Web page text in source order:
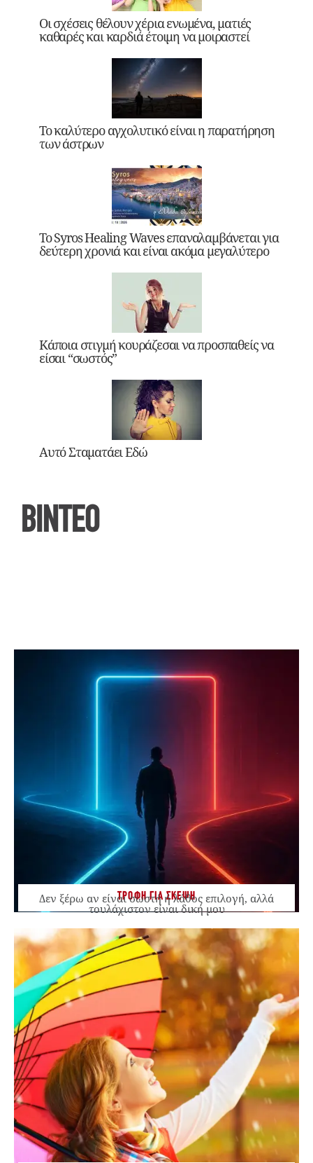
Οι σχέσεις θέλουν χέρια ενωμένα, ματιές
καθαρές και καρδιά έτοιμη να μοιραστεί
Το καλύτερο αγχολυτικό είναι η παρατήρηση
των άστρων
Το Syros Healing Waves επαναλαμβάνεται για
δεύτερη χρονιά και είναι ακόμα μεγαλύτερο
Κάποια στιγμή κουράζεσαι να προσπαθείς να
είσαι “σωστός”
Αυτό Σταματάει Εδώ
ΒΙΝΤΕΟ
ΤΡΟΦΗ ΓΙΑ ΣΚΕΨΗ
Δεν ξέρω αν είναι σωστή ή λάθος επιλογή, αλλά
τουλάχιστον είναι δική μου